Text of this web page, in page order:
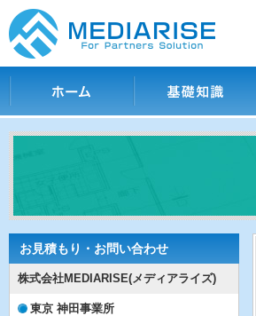
ホーム 基礎知識
お見積もり・お問い合わせ
株式会社MEDIARISE(メディアライズ)
東京 神田事業所